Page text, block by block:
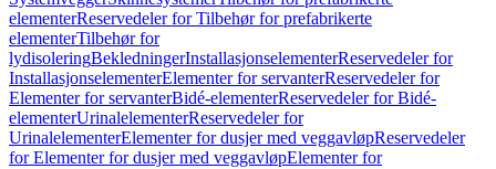
elementerReservedeler for Tilbehør for prefabrikerte
elementerTilbehør for
lydisoleringBekledningerInstallasjonselementerReservedeler for
InstallasjonselementerElementer for servanterReservedeler for
Elementer for servanterBidé-elementerReservedeler for Bidé-
elementerUrinalelementerReservedeler for
UrinalelementerElementer for dusjer med veggavløpReservedeler
for Elementer for dusjer med veggavløpElementer for